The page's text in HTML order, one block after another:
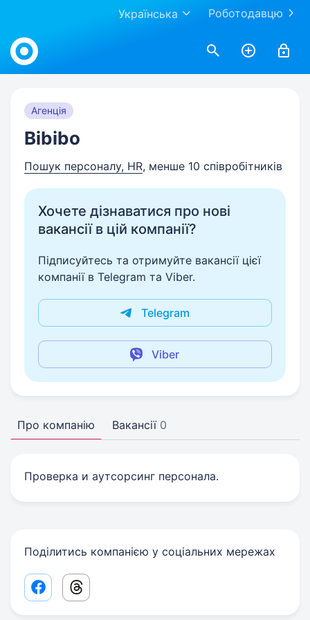
Роботодавцю
Українська
Work.ua
Агенція
Bibibo
Пошук персоналу, HR, менше 10 співробітників
Хочете дізнаватися про нові
вакансії в цій компанії?
Підписуйтесь та отримуйте вакансії цієї
компанії в Telegram та Viber.
Telegram
Viber
Про компанію Вакансії 0
Проверка и аутсорсинг персонала.
Поділитись компанією у соціальних мережах
Facebook share link
Threads share link